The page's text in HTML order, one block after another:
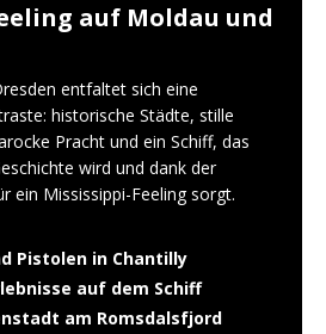
auf Moldau und
entfaltet sich eine
historische Städte, stille
Pracht und ein Schiff, das
wird und dank der
ein Mississippi-Feeling sorgt.
Pistolen in Chantilly
auf dem Schiff
am Romsdalsfjord